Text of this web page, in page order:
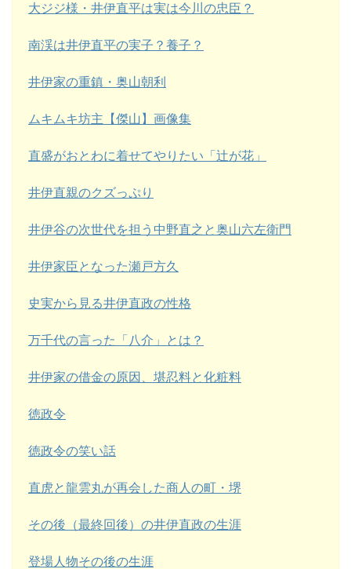
大ジジ様・井伊直平は実は今川の忠臣？
南渓は井伊直平の実子？養子？
井伊家の重鎮・奥山朝利
ムキムキ坊主【傑山】画像集
直盛がおとわに着せてやりたい「辻が花」
井伊直親のクズっぷり
井伊谷の次世代を担う中野直之と奥山六左衛門
井伊家臣となった瀬戸方久
史実から見る井伊直政の性格
万千代の言った「八介」とは？
井伊家の借金の原因、堪忍料と化粧料
徳政令
徳政令の笑い話
直虎と龍雲丸が再会した商人の町・堺
その後（最終回後）の井伊直政の生涯
登場人物その後の生涯